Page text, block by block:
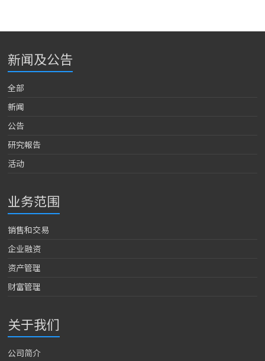
新闻及公告
全部
新闻
公告
研究報告
活动
业务范围
销售和交易
企业融资
资产管理
财富管理
关于我们
公司简介